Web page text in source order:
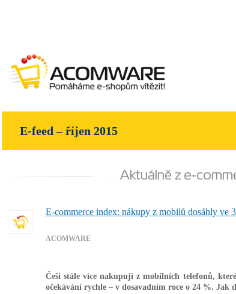
E-feed – říjen 2015
E-commerce index: nákupy z mobilů dosáhly ve
ACOMWARE
Češi stále více nakupují z mobilních telefonů,
očekávání rychle – v dosavadním roce o 24 %.